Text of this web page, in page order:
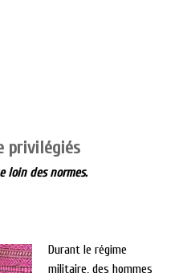
privilégiés
loin des normes.
Durant le régime
militaire, des hommes